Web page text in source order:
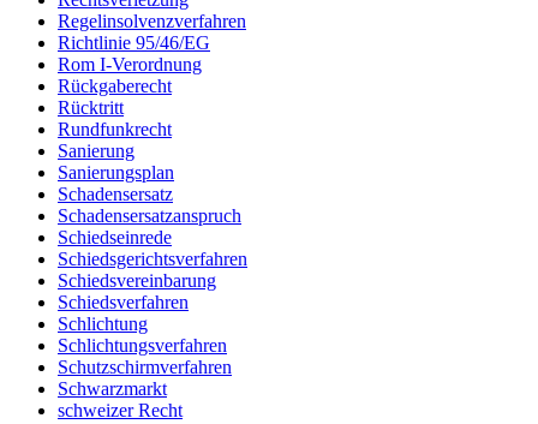
Regelinsolvenzverfahren
Richtlinie 95/46/EG
Rom I-Verordnung
Rückgaberecht
Rücktritt
Rundfunkrecht
Sanierung
Sanierungsplan
Schadensersatz
Schadensersatzanspruch
Schiedseinrede
Schiedsgerichtsverfahren
Schiedsvereinbarung
Schiedsverfahren
Schlichtung
Schlichtungsverfahren
Schutzschirmverfahren
Schwarzmarkt
schweizer Recht